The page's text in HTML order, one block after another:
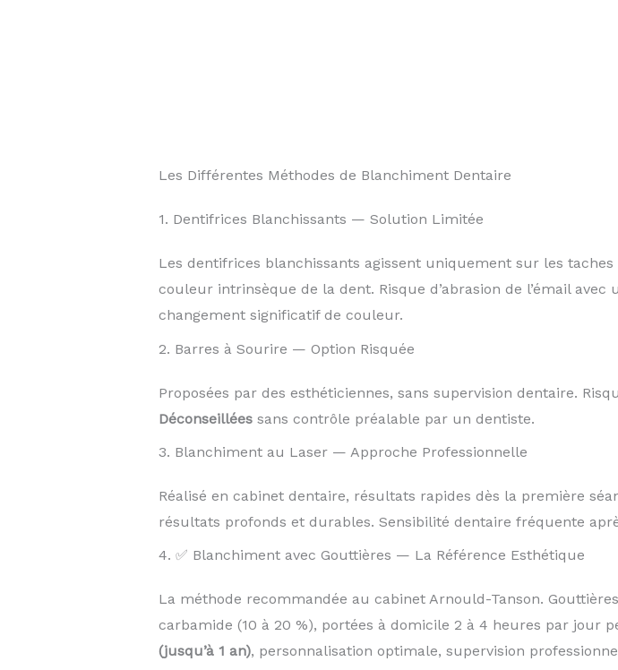
Les Différentes Méthodes de Blanchiment Dentaire
1. Dentifrices Blanchissants — Solution Limitée
Les dentifrices blanchissants agissent uniquement sur les
couleur intrinsèque de la dent. Risque d’abrasion de l’émail avec
changement significatif de couleur.
2. Barres à Sourire — Option Risquée
Proposées par des esthéticiennes, sans supervision dentaire.
Déconseilléessans contrôle préalable par un dentiste.
3. Blanchiment au Laser — Approche Professionnelle
Réalisé en cabinet dentaire, résultats rapides dès la première
résultats profonds et durables. Sensibilité dentaire fréquente
4. ✅ Blanchiment avec Gouttières — La Référence Esthétique
La méthode recommandée au cabinet Arnould-Tanson.
carbamide (10 à 20 %), portées à domicile 2 à 4 heures par jour
(jusqu’à 1 an), personnalisation optimale, supervision